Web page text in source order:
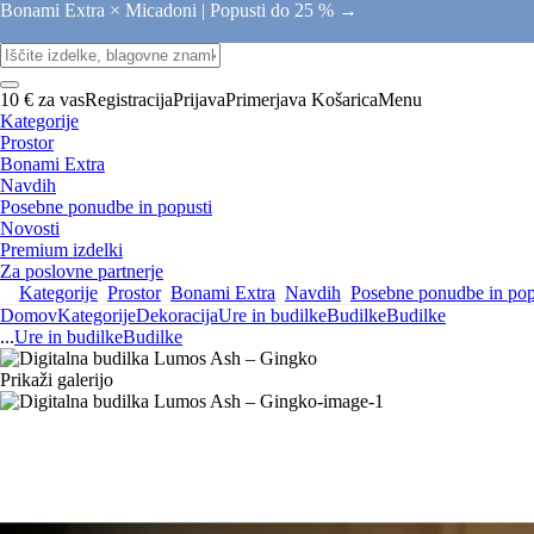
Bonami Extra × Micadoni | Popusti do 25 % →
10 € za vasRegistracijaPrijavaPrimerjava KošaricaMenu
Kategorije
Prostor
Bonami Extra
Navdih
Posebne ponudbe in popusti
Novosti
Premium izdelki
Za poslovne partnerje
Kategorije Prostor Bonami Extra Navdih Posebne ponudbe in
DomovKategorijeDekoracijaUre in budilkeBudilkeBudilke
...Ure in budilkeBudilke
Prikaži galerijo